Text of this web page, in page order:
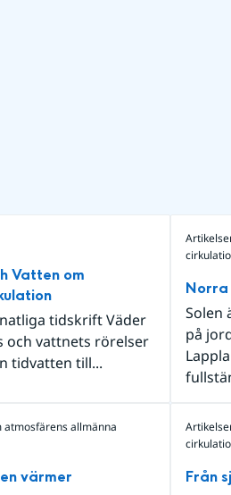
Vatten om
tidskrift Väder
och vattnets rörelser
tidvatten till...
Norra
Solen
på
atmosfärens allmänna
värmer
Från